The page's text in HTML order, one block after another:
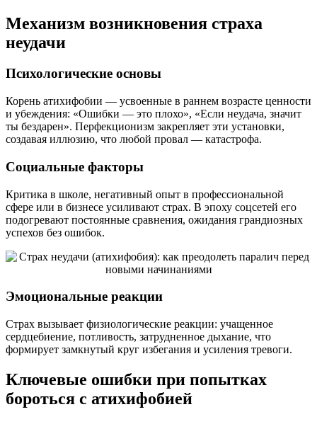
Механизм возникновения страха
неудачи
Психологические основы
Корень атихифобии — усвоенные в раннем возрасте ценности
и убеждения: «Ошибки — это плохо», «Если неудача, значит
ты бездарен». Перфекционизм закрепляет эти установки,
создавая иллюзию, что любой провал — катастрофа.
Социальные факторы
Критика в школе, негативный опыт в профессиональной
сфере или в бизнесе усиливают страх. В эпоху соцсетей его
подогревают постоянные сравнения, ожидания грандиозных
успехов без ошибок.
Эмоциональные реакции
Страх вызывает физиологические реакции: учащенное
сердцебиение, потливость, затрудненное дыхание, что
формирует замкнутый круг избегания и усиления тревоги.
Ключевые ошибки при попытках
бороться с атихифобией